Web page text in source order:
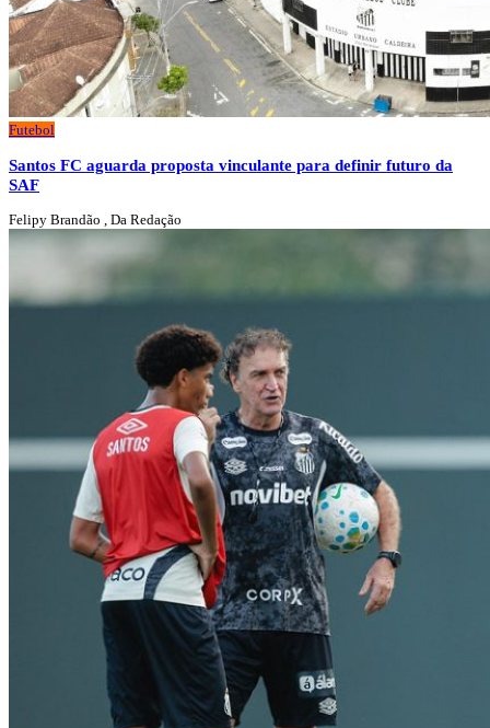
Futebol
Santos FC aguarda proposta vinculante para definir futuro da
SAF
Felipy Brandão , Da Redação